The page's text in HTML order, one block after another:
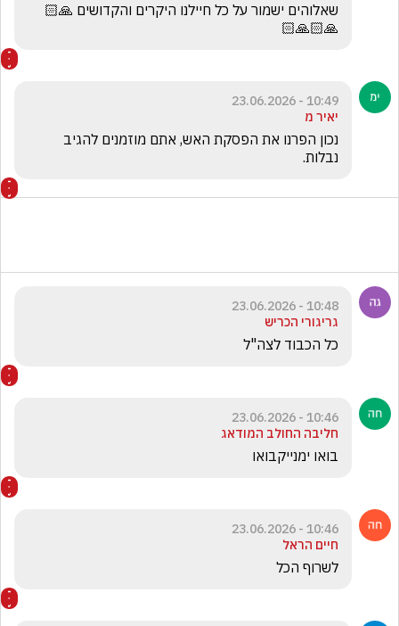
שאלוהים ישמור על כל חיילנו היקרים והקדושים 🙏🏻
🙏🏻🙏🏻
10:49 - 23.06.2026
יאיר מ
נבלות.
10:48 - 23.06.2026
גריגורי הכריש
כל הכבוד לצה"ל
10:46 - 23.06.2026
חליבה החולב המודאג
בואו ימנייקבואו
10:46 - 23.06.2026
חיים הראל
לשרוף הכל